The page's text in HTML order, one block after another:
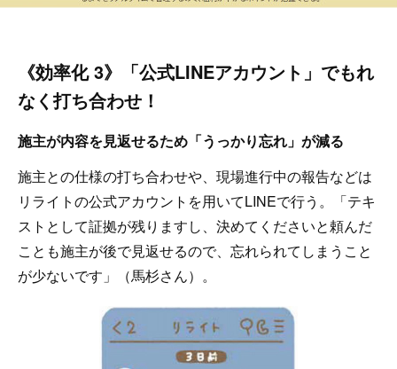
《効率化 3》「公式LINEアカウント」でもれ
なく打ち合わせ！
施主が内容を見返せるため「うっかり忘れ」が減る
施主との仕様の打ち合わせや、現場進行中の報告などは
リライトの公式アカウントを用いてLINEで行う。「テキ
ストとして証拠が残りますし、決めてくださいと頼んだ
ことも施主が後で見返せるので、忘れられてしまうこと
が少ないです」（馬杉さん）。